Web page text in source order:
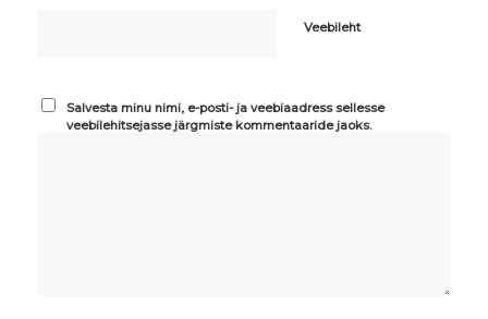
Veebileht
Salvesta minu nimi, e-posti- ja veebiaadress sellesse
veebilehitsejasse järgmiste kommentaaride jaoks.